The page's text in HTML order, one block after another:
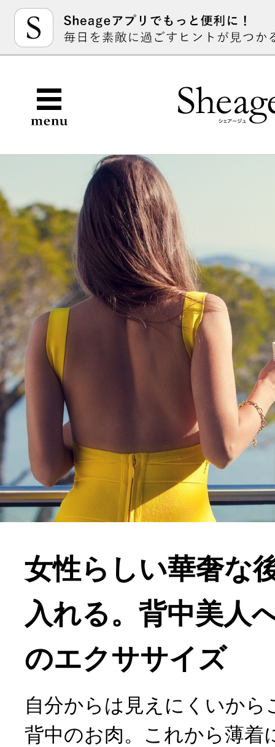
女性らしい華奢な
入れる。背中美人
のエクササイズ
自分からは見えにくいから
背中のお肉。これから薄着